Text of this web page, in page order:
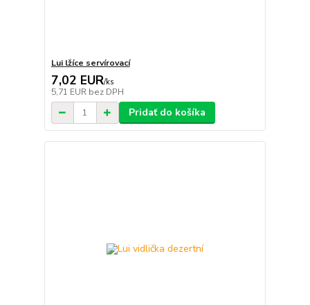
Lui lžíce servírovací
7,02 EUR/ks
5,71 EUR bez DPH
Pridať do košíka